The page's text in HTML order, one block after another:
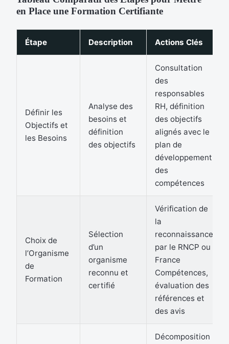
en Place une Formation Certifiante
Étape Description Actions Clés
Définir les
Objectifs et
les Besoins
Analyse des
besoins et
définition
des objectifs
Consultation
des
responsables
RH, définition
des objectifs
alignés avec le
plan de
développement
des
compétences
Choix de
l’Organisme
de
Formation
Sélection
d’un
organisme
reconnu et
certifié
Vérification de
la
reconnaissance
par le RNCP ou
France
Compétences,
évaluation des
références et
des avis
Décomposition